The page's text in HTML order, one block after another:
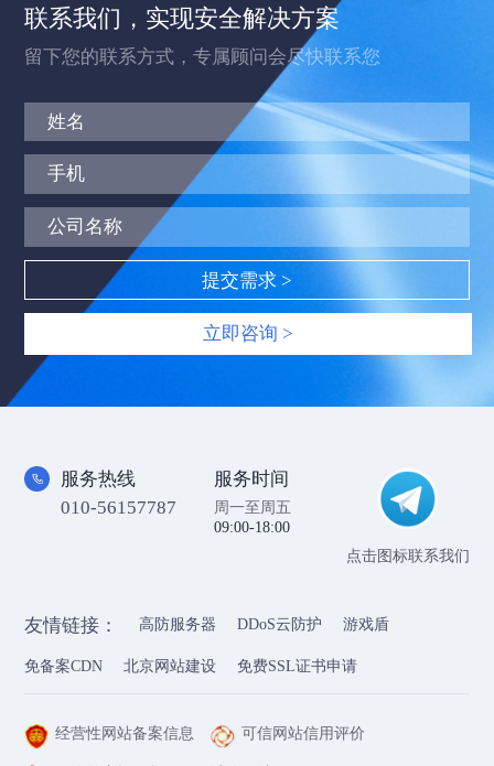
联系我们，实现安全解决方案
留下您的联系方式，专属顾问会尽快联系您
立即咨询 >
服务热线
010-56157787
服务时间
周一至周五
09:00-18:00
点击图标联系我们
友情链接： 高防服务器 DDoS云防护 游戏盾
免备案CDN 北京网站建设 免费SSL证书申请
经营性网站备案信息 可信网站信用评价